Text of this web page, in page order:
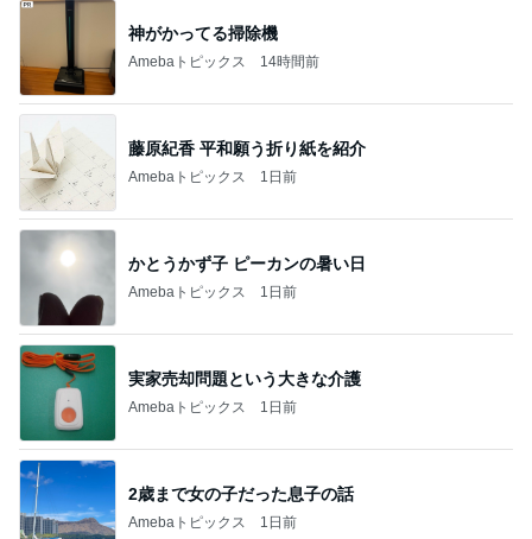
神がかってる掃除機
Amebaトピックス 14時間前
藤原紀香 平和願う折り紙を紹介
Amebaトピックス 1日前
かとうかず子 ピーカンの暑い日
Amebaトピックス 1日前
実家売却問題という大きな介護
Amebaトピックス 1日前
2歳まで女の子だった息子の話
Amebaトピックス 1日前